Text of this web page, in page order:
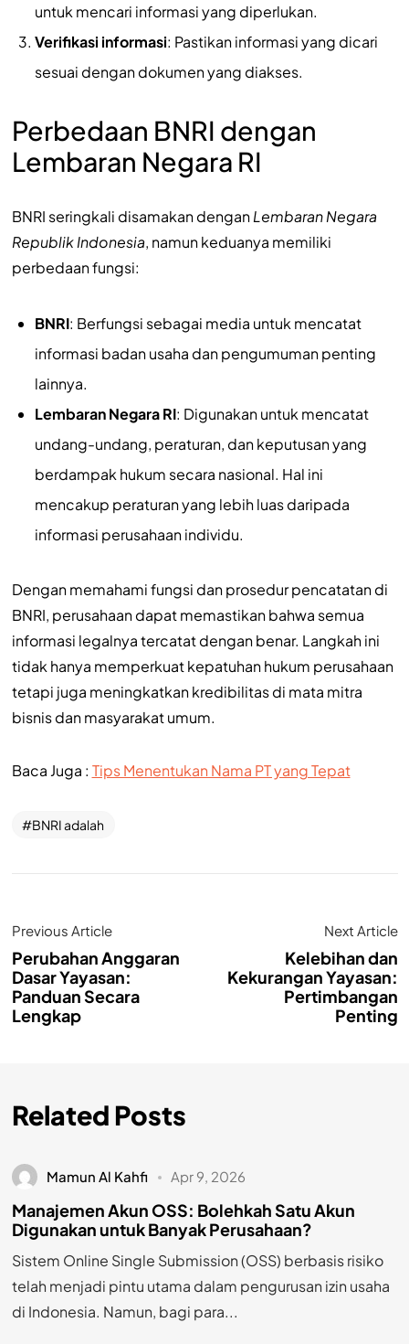
untuk mencari informasi yang diperlukan.
Verifikasi informasi: Pastikan informasi yang dicari
sesuai dengan dokumen yang diakses.
Perbedaan BNRI dengan
Lembaran Negara RI
BNRI seringkali disamakan denganLembaran Negara
Republik Indonesia, namun keduanya memiliki
perbedaan fungsi:
BNRI: Berfungsi sebagai media untuk mencatat
informasi badan usaha dan pengumuman penting
lainnya.
Lembaran Negara RI: Digunakan untuk mencatat
undang-undang, peraturan, dan keputusan yang
berdampak hukum secara nasional. Hal ini
mencakup peraturan yang lebih luas daripada
informasi perusahaan individu.
Dengan memahami fungsi dan prosedur pencatatan di
BNRI, perusahaan dapat memastikan bahwa semua
informasi legalnya tercatat dengan benar. Langkah ini
tidak hanya memperkuat kepatuhan hukum perusahaan
tetapi juga meningkatkan kredibilitas di mata mitra
bisnis dan masyarakat umum.
Baca Juga : Tips Menentukan Nama PT yang Tepat
BNRI adalah
Previous Article
Perubahan Anggaran
Dasar Yayasan:
Panduan Secara
Lengkap
Next Article
Kelebihan dan
Kekurangan Yayasan:
Pertimbangan
Penting
Related Posts
Mamun Al Kahfi Apr 9, 2026
Manajemen Akun OSS: Bolehkah Satu Akun
Digunakan untuk Banyak Perusahaan?
Sistem Online Single Submission (OSS) berbasis risiko
telah menjadi pintu utama dalam pengurusan izin usaha
di Indonesia. Namun, bagi para...